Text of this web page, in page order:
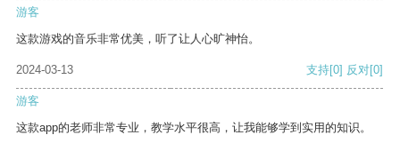
游客
这款游戏的音乐非常优美，听了让人心旷神怡。
2024-03-13 支持[0] 反对[0]
游客
这款app的老师非常专业，教学水平很高，让我能够学到实用的知识。